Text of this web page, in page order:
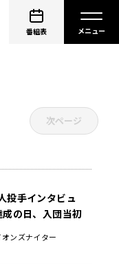
番組表
次ページ
投手インタビュ
の日、入団当初
った」
ンズナイター